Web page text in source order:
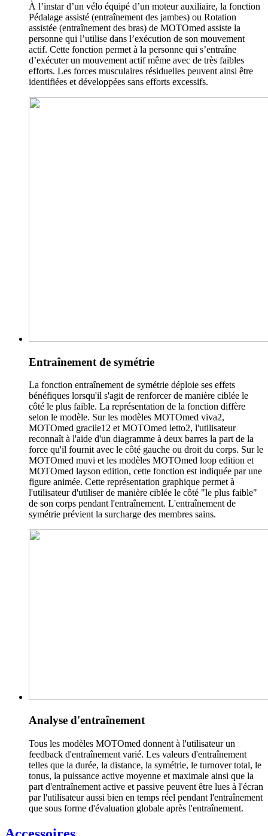
À l’instar d’un vélo équipé d’un moteur auxiliaire, la fonction
Pédalage assisté (entraînement des jambes) ou Rotation
assistée (entraînement des bras) de MOTOmed assiste la
personne qui l’utilise dans l’exécution de son mouvement
actif. Cette fonction permet à la personne qui s’entraîne
d’exécuter un mouvement actif même avec de très faibles
efforts. Les forces musculaires résiduelles peuvent ainsi être
identifiées et développées sans efforts excessifs.
Entraînement de symétrie
La fonction entraînement de symétrie déploie ses effets
bénéfiques lorsqu'il s'agit de renforcer de manière ciblée le
côté le plus faible. La représentation de la fonction diffère
selon le modèle. Sur les modèles MOTOmed viva2,
MOTOmed gracile12 et MOTOmed letto2, l'utilisateur
reconnaît à l'aide d'un diagramme à deux barres la part de la
force qu'il fournit avec le côté gauche ou droit du corps. Sur le
MOTOmed muvi et les modèles MOTOmed loop edition et
MOTOmed layson edition, cette fonction est indiquée par une
figure animée. Cette représentation graphique permet à
l'utilisateur d'utiliser de manière ciblée le côté "le plus faible"
de son corps pendant l'entraînement. L'entraînement de
symétrie prévient la surcharge des membres sains.
Analyse d'entraînement
Tous les modèles MOTOmed donnent à l'utilisateur un
feedback d'entraînement varié. Les valeurs d'entraînement
telles que la durée, la distance, la symétrie, le turnover total, le
tonus, la puissance active moyenne et maximale ainsi que la
part d'entraînement active et passive peuvent être lues à l'écran
par l'utilisateur aussi bien en temps réel pendant l'entraînement
que sous forme d'évaluation globale après l'entraînement.